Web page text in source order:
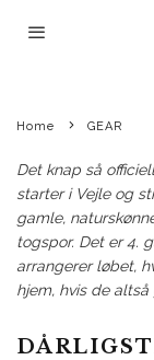
Home GEAR
Det knap så
starter i Vejle og
gamle,
togspor. Det er 4.
arrangerer løbet,
hjem, hvis de